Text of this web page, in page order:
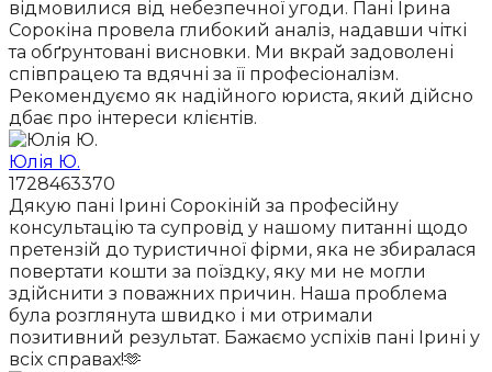
відмовилися від небезпечної угоди. Пані Ірина
Сорокіна провела глибокий аналіз, надавши чіткі
та обґрунтовані висновки. Ми вкрай задоволені
співпрацею та вдячні за її професіоналізм.
Рекомендуємо як надійного юриста, який дійсно
дбає про інтереси клієнтів.
Юлія Ю.
1728463370
Дякую пані Ірині Сорокіній за професійну
консультацію та супровід у нашому питанні щодо
претензій до туристичної фірми, яка не збиралася
повертати кошти за поїздку, яку ми не могли
здійснити з поважних причин. Наша проблема
була розглянута швидко і ми отримали
позитивний результат. Бажаємо успіхів пані Ірині у
всіх справах!🫶